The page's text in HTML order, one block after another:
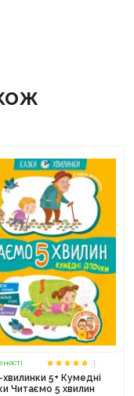
1
хвилинки 5+ Кумедні
Читаємо 5 хвилин